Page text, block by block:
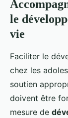
le
vie
Faciliter le
chez les
soutien
doivent être
mesure de